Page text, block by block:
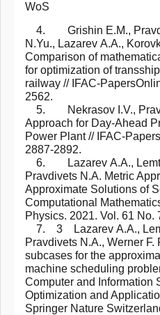
WoS
4. Grishin E.M.,
N.Yu., Lazarev А.А.,
Comparison of
for optimization of
railway // IFAC-
2562.
5. Nekrasov I.V.,
Approach for Day-Ahead
Power Plant // IFAC-
2887-2892.
6. Lazarev А.А.,
Pravdivets N.A. Metric
Approximate Solutions of
Computational
Physics. 2021. Vol. 61 No.
7. 3 Lazarev А.А.,
Pravdivets N.A., Werner
subcases for the
machine scheduling
Computer and Information
Optimization and
Springer Nature